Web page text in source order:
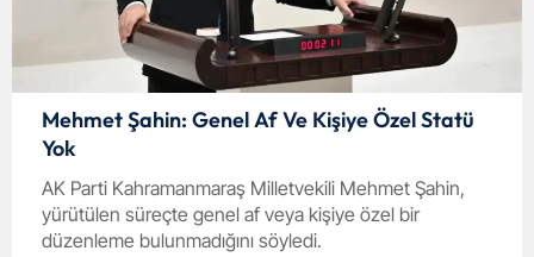
Mehmet Şahin: Genel Af Ve Kişiye Özel Statü
Yok
AK Parti Kahramanmaraş Milletvekili Mehmet Şahin,
yürütülen süreçte genel af veya kişiye özel bir
düzenleme bulunmadığını söyledi.